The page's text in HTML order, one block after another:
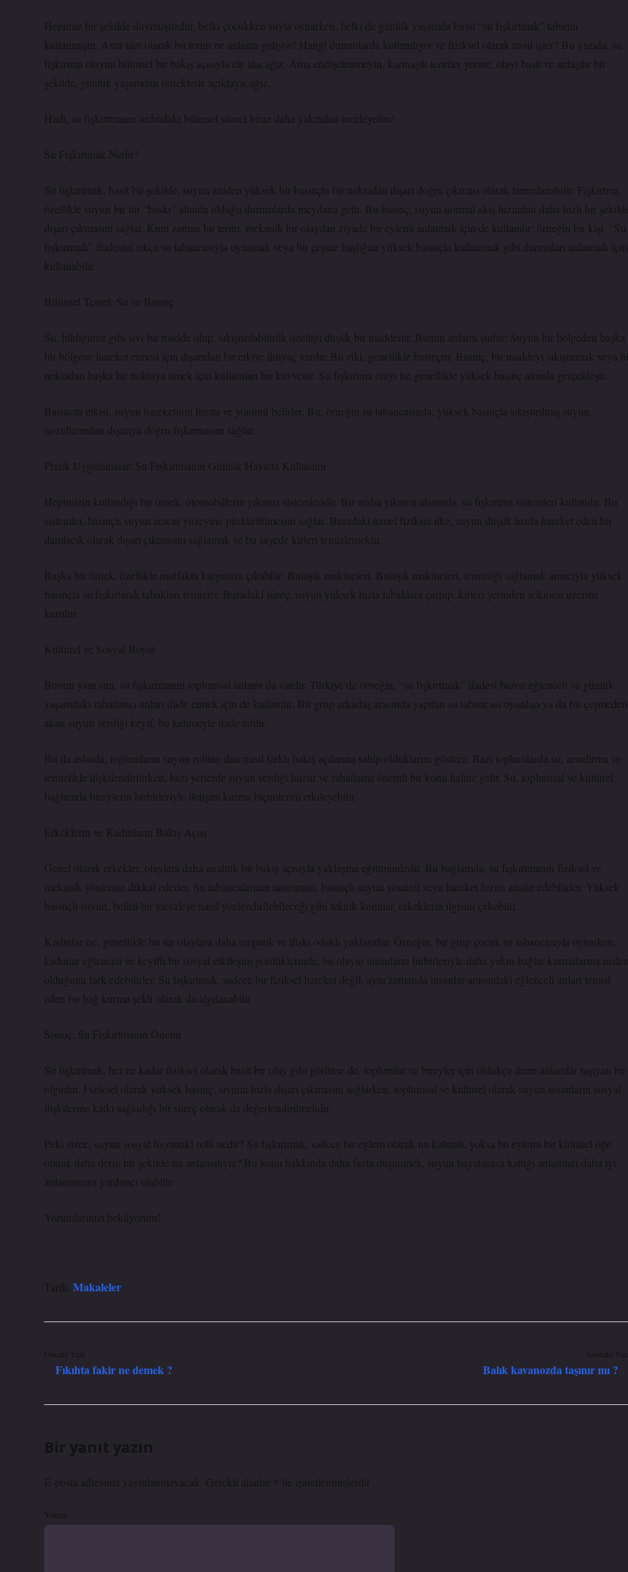
Hepimiz bir şekilde duymuşuzdur, belki çocukken suyla oynarken, belki de günlük yaşamda birisi “su fışkırtmak” tabirini
kullanmıştır. Ama tam olarak bu terim ne anlama geliyor? Hangi durumlarda kullanılıyor ve fiziksel olarak nasıl işler? Bu yazıda, su
fışkırtma olayını bilimsel bir bakış açısıyla ele alacağız. Ama endişelenmeyin, karmaşık teoriler yerine, olayı basit ve anlaşılır bir
şekilde, günlük yaşamdan örneklerle açıklayacağız.
Hadi, su fışkırtmanın ardındaki bilimsel süreci biraz daha yakından inceleyelim!
Su Fışkırtmak Nedir?
Su fışkırtmak, basit bir şekilde, suyun aniden yüksek bir basınçla bir noktadan dışarı doğru çıkması olarak tanımlanabilir. Fışkırtma,
özellikle suyun bir tür “baskı” altında olduğu durumlarda meydana gelir. Bu basınç, suyun normal akış hızından daha hızlı bir
dışarı çıkmasını sağlar. Kimi zaman bu terim, mekanik bir olaydan ziyade bir eylemi anlatmak için de kullanılır; örneğin bir kişi, “Su
fışkırtmak” ifadesini sıkça su tabancasıyla oynamak veya bir çeşme başlığını yüksek basınçla kullanmak gibi durumları anlatmak için
kullanabilir.
Bilimsel Temel: Su ve Basınç
Su, bildiğimiz gibi sıvı bir madde olup, sıkıştırılabilirlik özelliği düşük bir maddedir. Bunun anlamı şudur: Suyun bir bölgeden başka
bir bölgeye hareket etmesi için dışarıdan bir etkiye ihtiyaç vardır. Bu etki, genellikle basınçtır. Basınç, bir maddeyi sıkıştırmak veya
noktadan başka bir noktaya itmek için kullanılan bir kuvvettir. Su fışkırtma olayı ise genellikle yüksek basınç altında gerçekleşir.
Basıncın etkisi, suyun hareketinin hızını ve yönünü belirler. Bu, örneğin su tabancasında, yüksek basınçla sıkıştırılmış suyun,
nozullarından dışarıya doğru fışkırmasını sağlar.
Pratik Uygulamalar: Su Fışkırtmanın Günlük Hayatta Kullanımı
Hepimizin kullandığı bir örnek, otomobillerin yıkama sistemleridir. Bir araba yıkama alanında, su fışkırtma sistemleri kullanılır. Bu
sistemler, basınçlı suyun aracın yüzeyine püskürtülmesini sağlar. Buradaki temel fiziksel ilke, suyun düşük hızda hareket eden bir
damlacık olarak dışarı çıkmasını sağlamak ve bu sayede kirleri temizlemektir.
Başka bir örnek, özellikle mutfakta karşımıza çıkabilir: Bulaşık makineleri. Bulaşık makineleri, temizliği sağlamak amacıyla yüksek
basınçla su fışkırtarak tabakları temizler. Buradaki süreç, suyun yüksek hızla tabaklara çarpıp, kirleri yerinden sökmesi üzerine
kurulur.
Kültürel ve Sosyal Boyut
Bunun yanı sıra, su fışkırtmanın toplumsal anlamı da vardır. Türkiye’de örneğin, “su fışkırtmak” ifadesi bazen eğlenceli ve günlük
yaşamdaki rahatlatıcı anları ifade etmek için de kullanılır. Bir grup arkadaş arasında yapılan su tabancası oyunları ya da bir çeşmeden
akan suyun verdiği keyif, bu kelimeyle ifade edilir.
Bu da aslında, toplumların suyun rolüne dair nasıl farklı bakış açılarına sahip olduklarını gösterir. Bazı toplumlarda su, arındırma ve
temizlikle ilişkilendirilirken, bazı yerlerde suyun verdiği huzur ve rahatlama önemli bir konu haline gelir. Su, toplumsal ve kültürel
bağlamda bireylerin birbirleriyle iletişim kurma biçimlerini etkileyebilir.
Erkeklerin ve Kadınların Bakış Açısı
Genel olarak erkekler, olaylara daha analitik bir bakış açısıyla yaklaşma eğilimindedir. Bu bağlamda, su fışkırtmanın fiziksel ve
mekanik yönlerine dikkat ederler. Su tabancalarının tasarımını, basınçlı suyun yönünü veya hareket hızını analiz edebilirler. Yüksek
basınçlı suyun, belirli bir mesafeye nasıl yönlendirilebileceği gibi teknik konular, erkeklerin ilgisini çekebilir.
Kadınlar ise, genellikle bu tür olaylara daha empatik ve ilişki odaklı yaklaşırlar. Örneğin, bir grup çocuk su tabancasıyla oynarken,
kadınlar eğlenceli ve keyifli bir sosyal etkileşim gördüklerinde, bu olayın insanların birbirleriyle daha yakın bağlar kurmalarına
olduğunu fark edebilirler. Su fışkırtmak, sadece bir fiziksel hareket değil, aynı zamanda insanlar arasındaki eğlenceli anları temsil
eden bir bağ kurma şekli olarak da algılanabilir.
Sonuç: Su Fışkırtmanın Önemi
Su fışkırtmak, her ne kadar fiziksel olarak basit bir olay gibi görünse de, toplumlar ve bireyler için oldukça derin anlamlar taşıyan bir
olgudur. Fiziksel olarak yüksek basınç, sıvının hızla dışarı çıkmasını sağlarken, toplumsal ve kültürel olarak suyun insanların sosyal
ilişkilerine katkı sağladığı bir süreç olarak da değerlendirilmelidir.
Peki sizce, suyun sosyal hayattaki rolü nedir? Su fışkırtmak, sadece bir eylem olarak mı kalmalı, yoksa bu eylemi bir kültürel öğe
olarak daha derin bir şekilde mi anlamalıyız? Bu konu hakkında daha fazla düşünmek, suyun hayatımıza kattığı anlamları daha iyi
anlamamıza yardımcı olabilir.
Yorumlarınızı bekliyorum!
Tarih: Makaleler
Önceki Yazı
Fıkıhta fakir ne demek ?
Sonraki
Balık kavanozda taşınır mı ?
Bir yanıt yazın
E-posta adresiniz yayınlanmayacak. Gerekli alanlar ile işaretlenmişlerdir
Yorum